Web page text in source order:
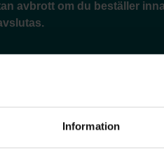
Information